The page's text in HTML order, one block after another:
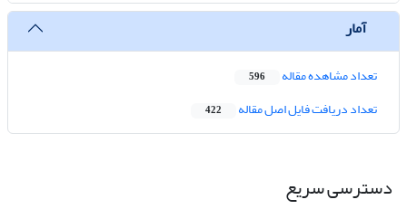
آمار
تعداد مشاهده مقاله 596
تعداد دریافت فایل اصل مقاله 422
دسترسی سریع